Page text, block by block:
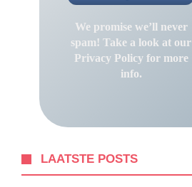
We promise we’ll never
spam! Take a look at our
Privacy Policyfor more
info.
LAATSTE POSTS